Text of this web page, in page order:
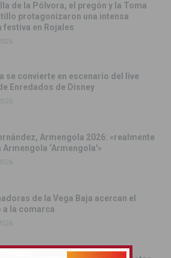
de la Pólvora, el pregón y la Toma
protagonizaron una intensa
festiva en Rojales
se convierte en escenario del live
Enredados de Disney
Armengola 2026: «realmente
Armengola ‘Armengola'»
de la Vega Baja acercan el
a la comarca